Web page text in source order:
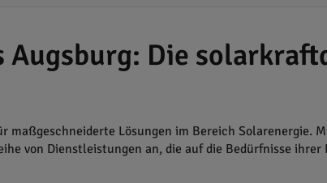
Die
maßgeschneiderte Lösungen im Bereich Solarenergie.
von Dienstleistungen an, die auf die Bedürfnisse